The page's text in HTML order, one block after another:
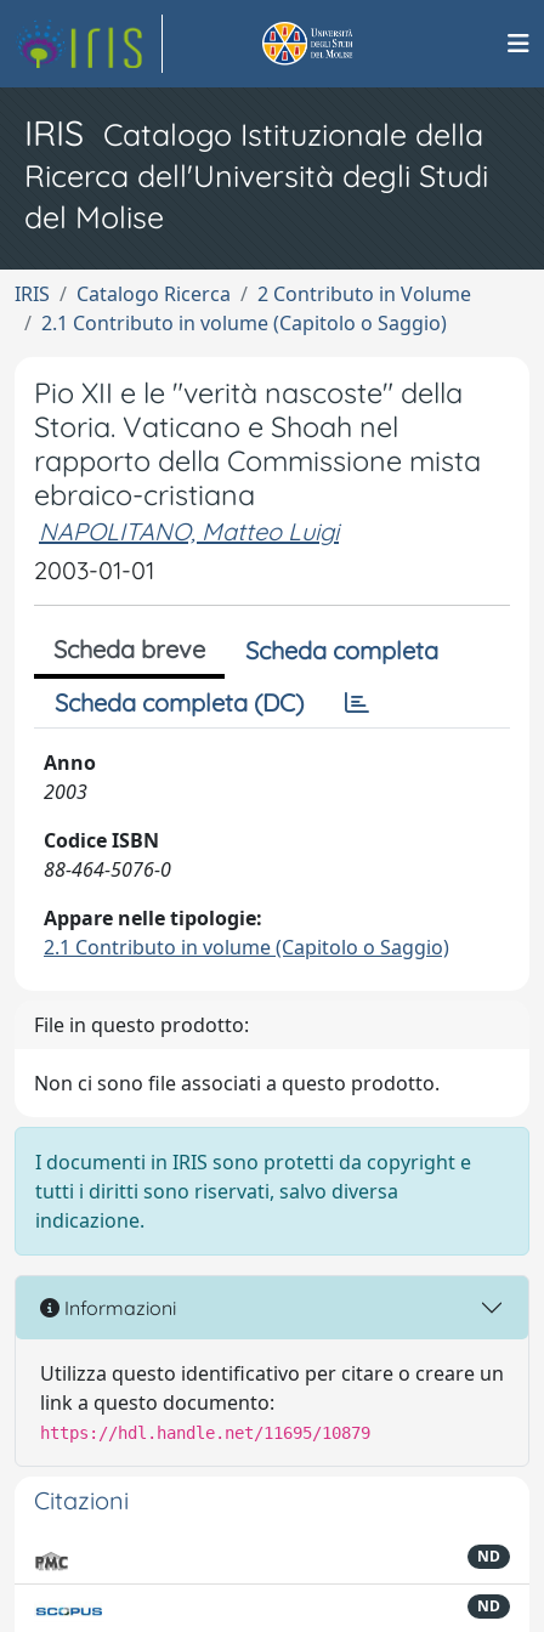
IRIS Catalogo Istituzionale della
Ricerca dell'Università degli Studi
del Molise
IRIS Catalogo Ricerca
2 Contributo in Volume
2.1 Contributo in volume (Capitolo o Saggio)
Pio XII e le "verità nascoste" della
Storia. Vaticano e Shoah nel
rapporto della Commissione mista
ebraico-cristiana
NAPOLITANO, Matteo Luigi
2003-01-01
Scheda breve
Scheda completa
Scheda completa (DC)
Anno
2003
Codice ISBN
88-464-5076-0
Appare nelle tipologie:
2.1 Contributo in volume (Capitolo o Saggio)
File in questo prodotto:
Non ci sono file associati a questo prodotto.
I documenti in IRIS sono protetti da copyright e
tutti i diritti sono riservati, salvo diversa
indicazione.
Informazioni
Utilizza questo identificativo per citare o creare un
link a questo documento:
https://hdl.handle.net/11695/10879
Citazioni
ND
ND